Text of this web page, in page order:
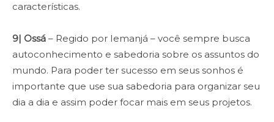
características.
9| Ossá – Regido por Iemanjá – você sempre busca
autoconhecimento e sabedoria sobre os assuntos do
mundo. Para poder ter sucesso em seus sonhos é
importante que use sua sabedoria para organizar seu
dia a dia e assim poder focar mais em seus projetos.